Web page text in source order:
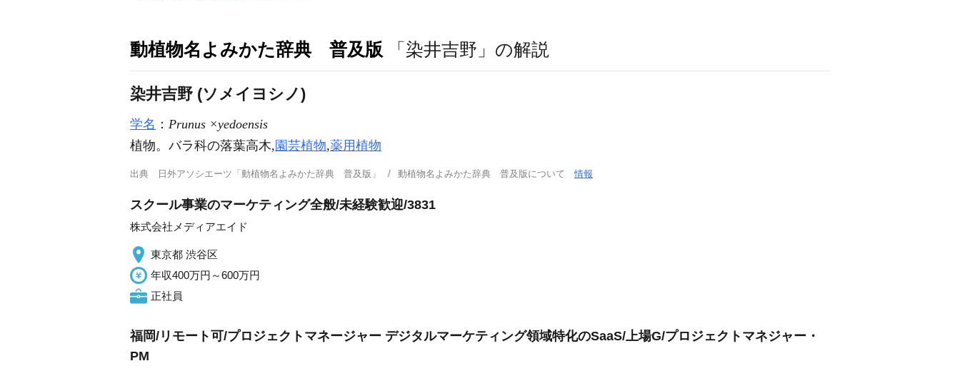
動植物名よみかた辞典 普及版 「染井吉野」の解説
染井吉野 (ソメイヨシノ)
学名 ： Prunus ×yedoensis
植物。バラ科の落葉高木, 園芸植物,薬用植物
出典 日外アソシエーツ「動植物名よみかた辞典 普及版」 動植物名よみかた辞典 普及版について情報
スクール事業のマーケティング全般/未経験歓迎/3831
株式会社メディアエイド
東京都 渋谷区
年収400万円～600万円
正社員
福岡/リモート可/プロジェクトマネージャー デジタルマーケティング領域特化のSaaS/上場G/プロジェクトマネジャー・
PM